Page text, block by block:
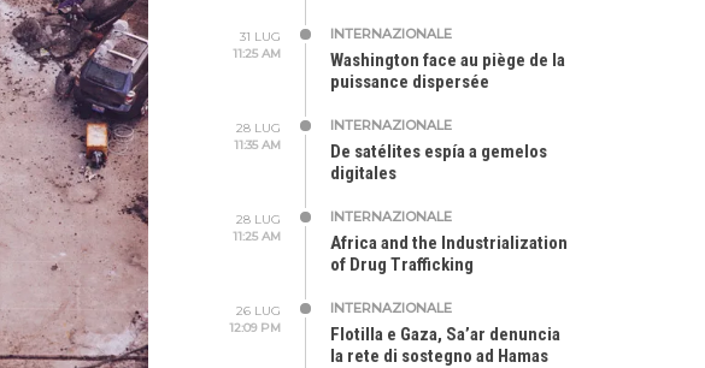
31 LUG
11:25 AM
INTERNAZIONALE
Washington face au piège de la
puissance dispersée
28 LUG
11:35 AM
INTERNAZIONALE
De satélites espía a gemelos
digitales
28 LUG
11:25 AM
INTERNAZIONALE
Africa and the Industrialization
of Drug Trafficking
26 LUG
12:09 PM
INTERNAZIONALE
Flotilla e Gaza, Sa’ar denuncia
la rete di sostegno ad Hamas